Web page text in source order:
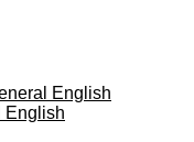
English
English